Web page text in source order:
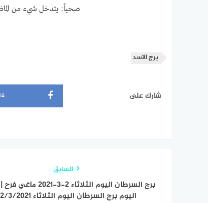
صحياً: يتدخل شيء من
برج الاسد
شارك على
السابق
برج السرطان اليوم الثلاثاء 2-
اليوم برج السرطان اليوم الثلاثاء 2/3/2021